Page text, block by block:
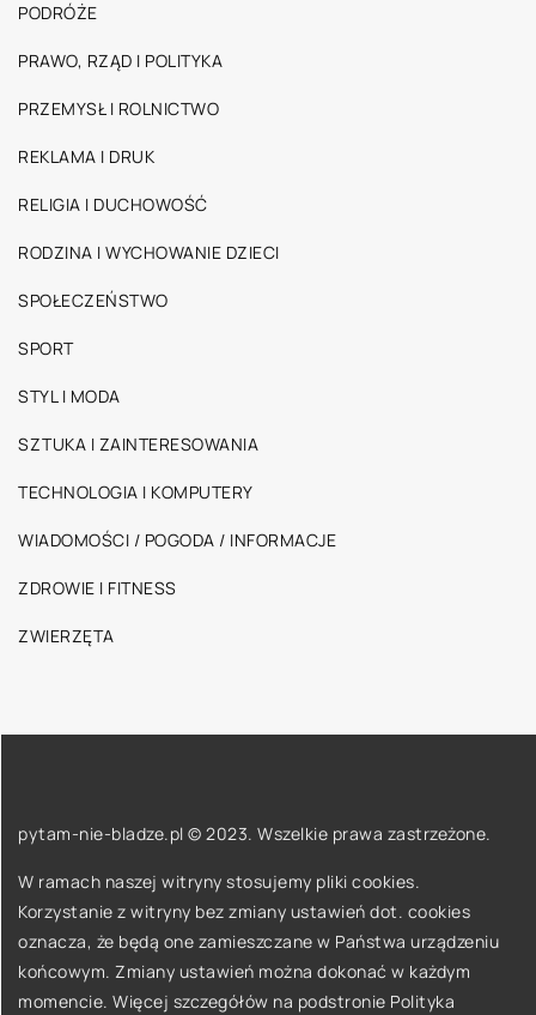
PODRÓŻE
PRAWO, RZĄD I POLITYKA
PRZEMYSŁ I ROLNICTWO
REKLAMA I DRUK
RELIGIA I DUCHOWOŚĆ
RODZINA I WYCHOWANIE DZIECI
SPOŁECZEŃSTWO
SPORT
STYL I MODA
SZTUKA I ZAINTERESOWANIA
TECHNOLOGIA I KOMPUTERY
WIADOMOŚCI / POGODA / INFORMACJE
ZDROWIE I FITNESS
ZWIERZĘTA
pytam-nie-bladze.pl © 2023. Wszelkie prawa zastrzeżone.
W ramach naszej witryny stosujemy pliki cookies.
Korzystanie z witryny bez zmiany ustawień dot. cookies
oznacza, że będą one zamieszczane w Państwa urządzeniu
końcowym. Zmiany ustawień można dokonać w każdym
momencie. Więcej szczegółów na podstronie Polityka